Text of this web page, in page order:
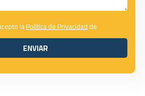
laPolítica de Privacidadde
ENVIAR
ENVIAR